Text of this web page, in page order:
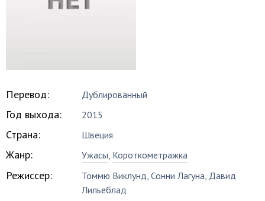
Перевод: Дублированный
Год выхода: 2015
Страна: Швеция
Жанр: Ужасы, Короткометражка
Режиссер: Томмю Виклунд,Сонни Лагуна, Давид
Лильеблад